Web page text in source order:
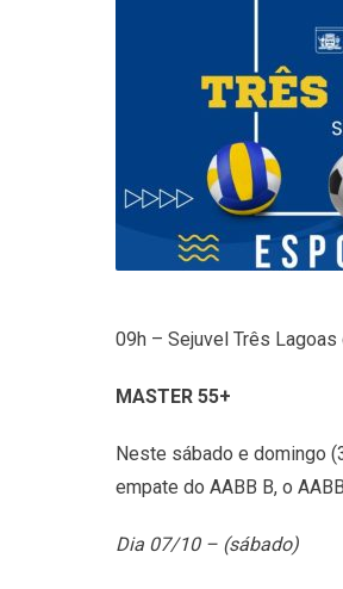
09h – Sejuvel Três
MASTER 55+
Neste sábado e domingo
empate do AABB B, o
Dia 07/10 – (sábado)